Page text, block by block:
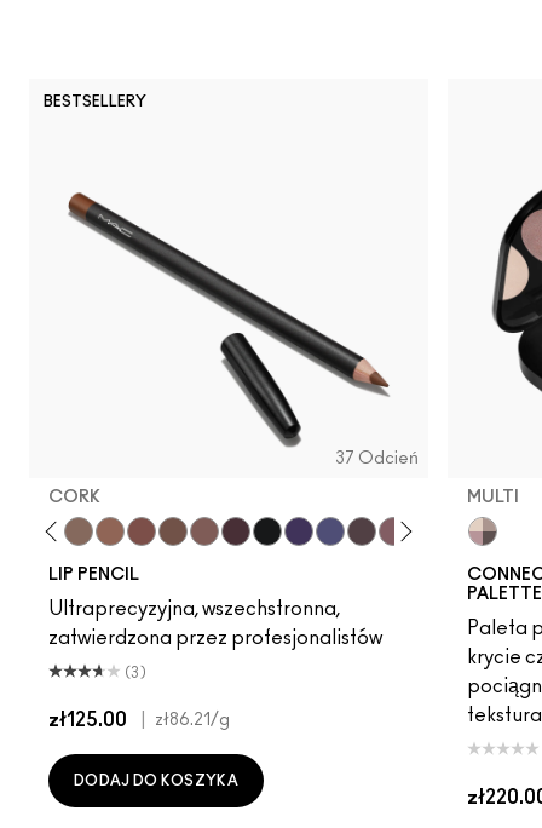
BESTSELLERY
37 Odcień
CORK
LIP PENCIL
Ultraprecyzyjna, wszechstronna,
zatwierdzona przez profesjonalistów
(3)
zł125.00 zł86.21 /g
DODAJ DO KOSZYKA
MULTI
Paleta
krycie
tekstura